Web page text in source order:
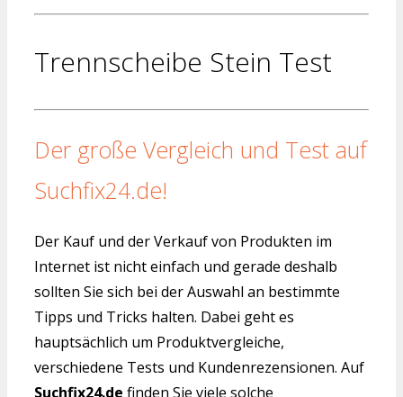
Trennscheibe Stein Test
Der große Vergleich und Test auf
Suchfix24.de!
Der Kauf und der Verkauf von Produkten im
Internet ist nicht einfach und gerade deshalb
sollten Sie sich bei der Auswahl an bestimmte
Tipps und Tricks halten. Dabei geht es
hauptsächlich um Produktvergleiche,
verschiedene Tests und Kundenrezensionen. Auf
Suchfix24.de finden Sie viele solche